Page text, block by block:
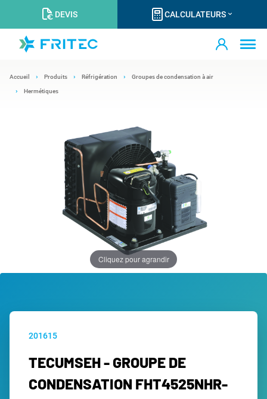
DEVIS CALCULATEURS
Accueil Produits Réfrigération Groupes de condensation à air
Hermétiques
Cliquez pour agrandir
201615
TECUMSEH - GROUPE DE
CONDENSATION FHT4525NHR-